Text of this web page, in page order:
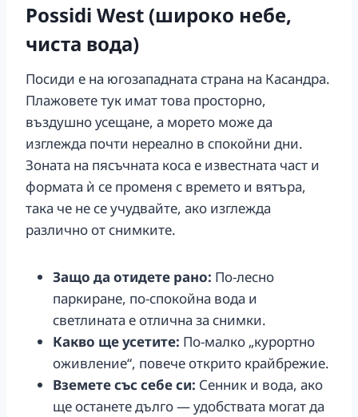
Possidi West (широко небе,
чиста вода)
Посиди е на югозападната страна на Касандра.
Плажовете тук имат това просторно,
въздушно усещане, а морето може да
изглежда почти нереално в спокойни дни.
Зоната на пясъчната коса е известната част и
формата ѝ се променя с времето и вятъра,
така че не се учудвайте, ако изглежда
различно от снимките.
Защо да отидете рано: По-лесно
паркиране, по-спокойна вода и
светлината е отлична за снимки.
Какво ще усетите: По-малко „курортно
оживление“, повече открито крайбрежие.
Вземете със себе си: Сенник и вода, ако
ще останете дълго — удобствата могат да